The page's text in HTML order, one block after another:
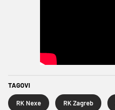
TAGOVI
RK Nexe RK Zagreb